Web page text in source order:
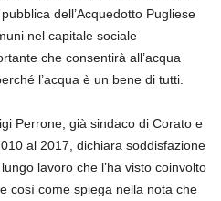
dell’Acquedotto Pugliese
nel capitale sociale
che consentirà all’acqua
l’acqua è un bene di tutti.
Perrone, già sindaco di Corato e
al 2017, dichiara soddisfazione
lavoro che l’ha visto coinvolto
così come spiega nella nota che